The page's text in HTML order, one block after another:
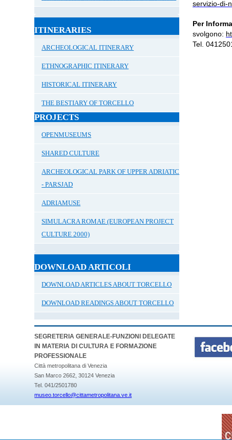
ITINERARIES
ARCHEOLOGICAL ITINERARY
ETHNOGRAPHIC ITINERARY
HISTORICAL ITINERARY
THE BESTIARY OF TORCELLO
PROJECTS
OPENMUSEUMS
SHARED CULTURE
ARCHEOLOGICAL PARK OF UPPER ADRIATIC
- PARSJAD
ADRIAMUSE
SIMULACRA ROMAE (EUROPEAN PROJECT
CULTURE 2000)
DOWNLOAD ARTICOLI
DOWNLOAD ARTICLES ABOUT TORCELLO
DOWNLOAD READINGS ABOUT TORCELLO
servizio-di-
Per
svolgono:
Tel.
SEGRETERIA GENERALE-FUNZIONI DELEGATE
IN MATERIA DI CULTURA E FORMAZIONE
PROFESSIONALE
Città metropolitana di Venezia
San Marco 2662, 30124 Venezia
Tel. 041/2501780
museo.torcello@cittametropolitana.ve.it